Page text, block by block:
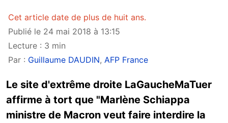
Cet article date de plus de huit ans.
Publié le 24 mai 2018 à 13:15
Lecture : 3 min
Par : Guillaume DAUDIN, AFP France
Le site d'extrême droite LaGaucheMaTuer
affirme à tort que "Marlène Schiappa
ministre de Macron veut faire interdire la